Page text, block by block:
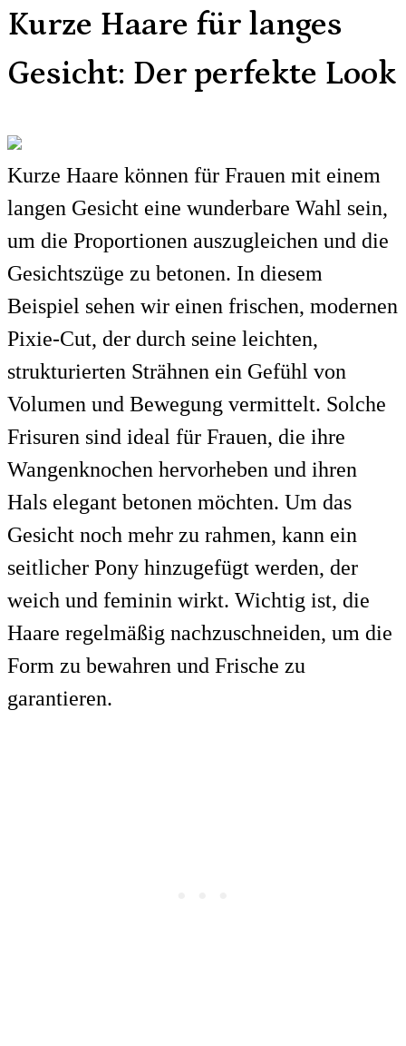
Kurze Haare für langes
Gesicht: Der perfekte Look
Kurze Haare können für Frauen mit einem
langen Gesicht eine wunderbare Wahl sein,
um die Proportionen auszugleichen und die
Gesichtszüge zu betonen. In diesem
Beispiel sehen wir einen frischen, modernen
Pixie-Cut, der durch seine leichten,
strukturierten Strähnen ein Gefühl von
Volumen und Bewegung vermittelt. Solche
Frisuren sind ideal für Frauen, die ihre
Wangenknochen hervorheben und ihren
Hals elegant betonen möchten. Um das
Gesicht noch mehr zu rahmen, kann ein
seitlicher Pony hinzugefügt werden, der
weich und feminin wirkt. Wichtig ist, die
Haare regelmäßig nachzuschneiden, um die
Form zu bewahren und Frische zu
garantieren.